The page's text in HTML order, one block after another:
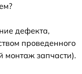
дефекта,
проведенного
монтаж запчасти).